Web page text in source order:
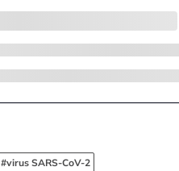
#virus SARS-CoV-2